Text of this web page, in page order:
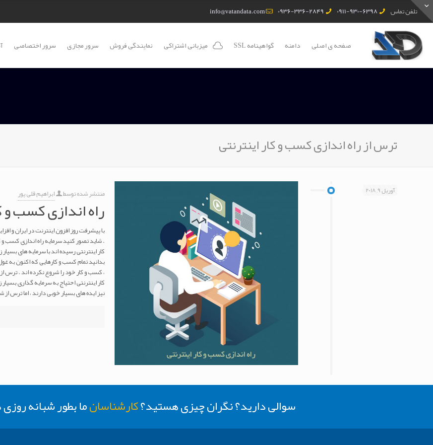
تلفن تماس 0911-930-6398
0936-336-2849
info@vatandata.com
صفحه ی اصلی دامنه گواهینامه SSL میزبانی اشتراکی نمایندگی فروش سرور مجازی سرور اختصاصی
ترس از راه اندازی کسب و کار اینترنتی
آوریل 9, 2018 منتشر شده توسط ابراهیم قلی پور
راه اندازی کسب و
با پیشرفت روز افزون اینترنت در ایران و
. شاید تصور کنید سرمایه راه اندازی کسب و
کار اینترنتی رسیده اند با سرمایه های
بدانید تمام کسب و کارهایی که اکنون به
، کسب و کار خود را شروع نکرده اند . ترس
کار اینترنتی احتیاج به سرمایه گذاری
نیز ایده های بسیار خوبی دارند ، اما ترس
سوالی دارید؟ نگران چیزی هستید؟کارشناسانما بطور شبانه